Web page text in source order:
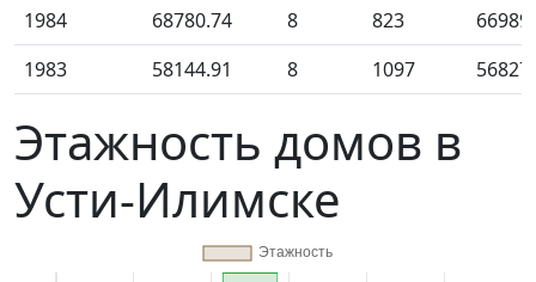
1984
68780.74 8 823
1983
58144.91 8 1097
Этажность домов в
Усти-Илимске